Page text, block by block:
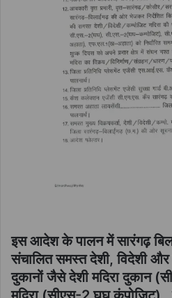
इस आदेश के पालन में सारंगढ़
संचालित समस्त देशी, विदेशी
दुकानों जैसे देशी मदिरा दुकान